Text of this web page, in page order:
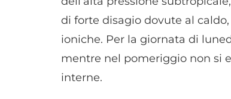
di forte disagio dovute al
ioniche. Per la giornata di
mentre nel pomeriggio non si
interne.